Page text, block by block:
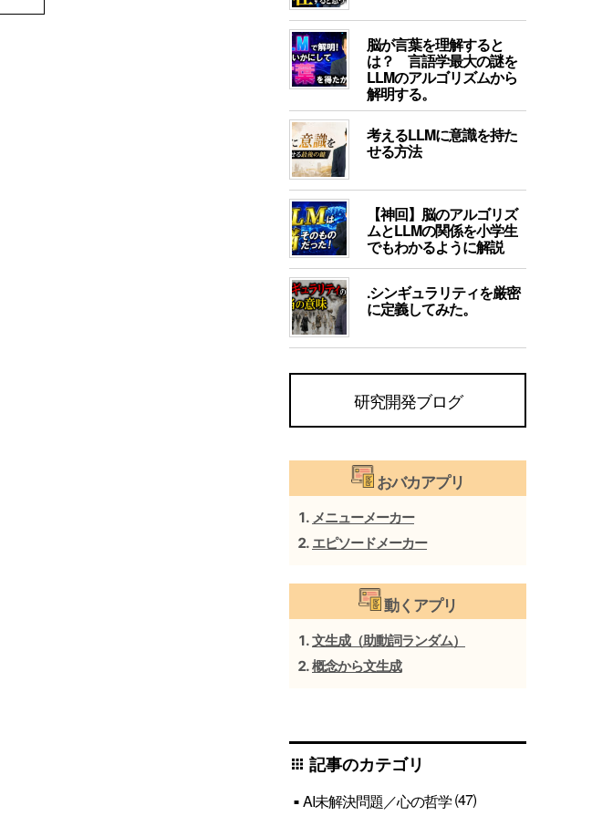
脳が言葉を理解すると
は？ 言語学最大の謎を
LLMのアルゴリズムから
解明する。
考えるLLMに意識を持た
せる方法
【神回】脳のアルゴリズ
ムとLLMの関係を小学生
でもわかるように解説
.シンギュラリティを厳密
に定義してみた。
研究開発ブログ
おバカアプリ
メニューメーカー
エピソードメーカー
動くアプリ
文生成（助動詞ランダム）
概念から文生成
apps 記事のカテゴリ
AI未解決問題／心の哲学(47)